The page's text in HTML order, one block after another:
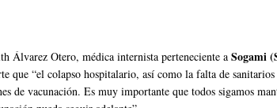
Álvarez Otero, médica internista perteneciente a Sogami
que “el colapso hospitalario, así como la falta de
de vacunación. Es muy importante que todos sigamos